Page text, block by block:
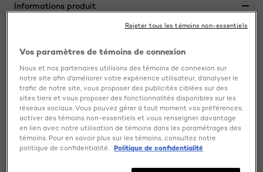
Informations produit
Notre longue tenue la plus légère. Formule hydrofuge,
texture fine glisse sur la peau pour créer un effet seconde
peau. Couvrance modulable.
Découvrez notre longue tenue la plus légère. Le fond de
teint Fresh procure une couvrance moyenne à complète
qui dure jusqu’à 24h et permet à la peau de respirer. Les 3
absorbeurs d’huile dans la formule résistent la sueur, l’eau,
et le transfert. La formule ultra-mince s’applique aisément
Vos paramètres de témoins de connexion
Nous et nos partenaires utilisons des témoins de connexion sur
notre site afin d’améliorer votre expérience utilisateur, d’analyser le
trafic de notre site, vous proposer des publicités ciblées sur des
sites tiers et vous proposer des fonctionnalités disponibles sur les
réseaux sociaux. Vous pouvez gérer à tout moment vos préférences,
activer des témoins non-essentiels et vous renseigner davantage
en lien avec notre utilisation de témoins dans les paramétrages des
témoins. Pour en savoir plus sur les témoins, consultez notre
politique de confidentialité. Politique de confidentialité
Rejeter tous les témoins non-essentiels